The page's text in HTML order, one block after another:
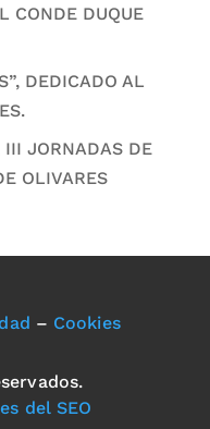
CONDE DUQUE
DEDICADO AL
III JORNADAS DE
OLIVARES
– Cookies
del SEO